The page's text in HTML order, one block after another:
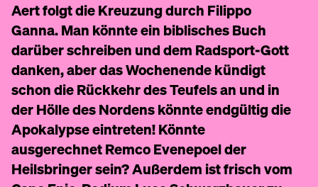
Aert folgt die Kreuzung durch Filippo
Ganna. Man könnte ein biblisches Buch
darüber schreiben und dem Radsport-Gott
danken, aber das Wochenende kündigt
schon die Rückkehr des Teufels an und in
der Hölle des Nordens könnte endgültig die
Apokalypse eintreten! Könnte
ausgerechnet Remco Evenepoel der
Heilsbringer sein? Außerdem ist frisch vom